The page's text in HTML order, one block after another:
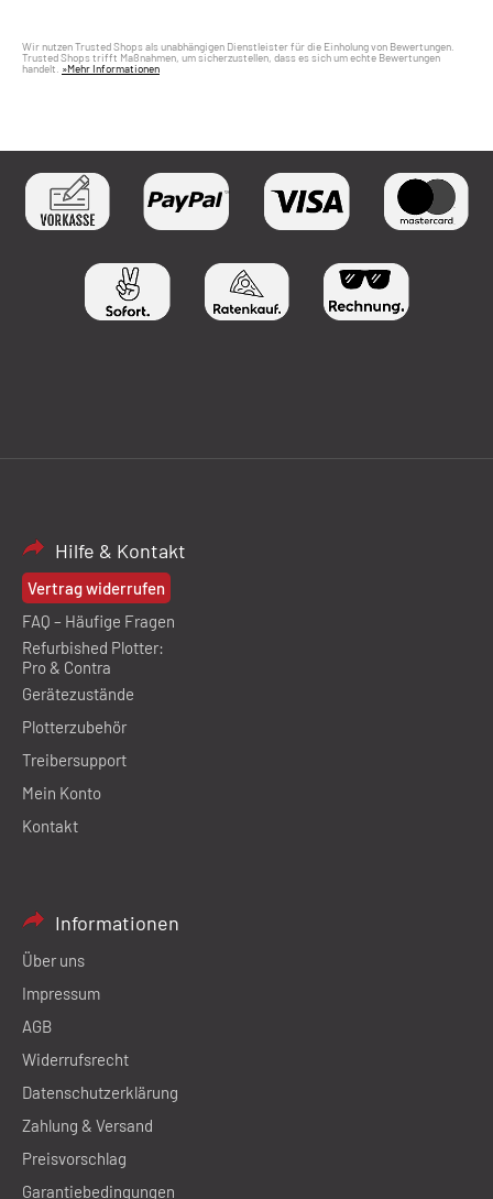
Wir nutzen Trusted Shops als unabhängigen Dienstleister für die Einholung von Bewertungen.
Trusted Shops trifft Maßnahmen, um sicherzustellen, dass es sich um echte Bewertungen
handelt. »Mehr Informationen
Hilfe & Kontakt
Vertrag widerrufen
FAQ – Häufige Fragen
Refurbished Plotter:
Pro & Contra
Gerätezustände
Plotterzubehör
Treibersupport
Mein Konto
Kontakt
Informationen
Über uns
Impressum
AGB
Widerrufsrecht
Datenschutzerklärung
Zahlung & Versand
Preisvorschlag
Garantiebedingungen